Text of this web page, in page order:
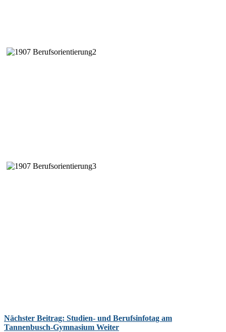
Nächster Beitrag: Studien- und Berufsinfotag am
Tannenbusch-Gymnasium Weiter